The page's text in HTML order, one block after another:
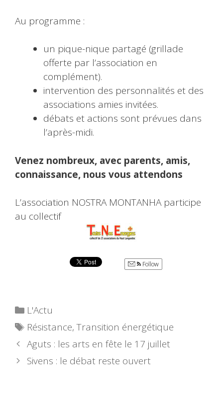
Au programme :
un pique-nique partagé (grillade
offerte par l’association en
complément).
intervention des personnalités et des
associations amies invitées.
débats et actions sont prévues dans
l’après-midi.
Venez nombreux, avec parents, amis,
connaissance, nous vous attendons
L’association NOSTRA MONTANHA participe
au collectif
Follow
Catégories
L'Actu
Étiquettes
Résistance,Transition énergétique
Aguts : les arts en fête le 17 juillet
Sivens : le débat reste ouvert